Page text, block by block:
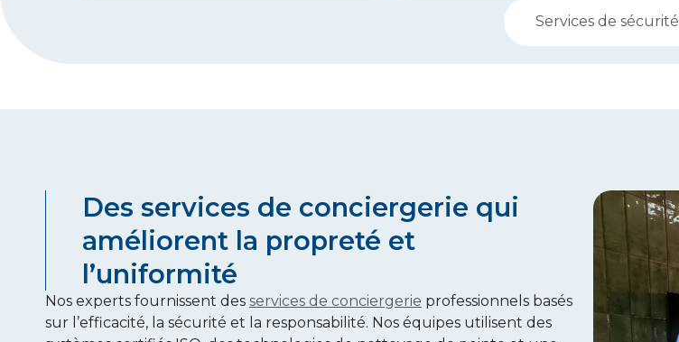
Services de sécurité
Des services de conciergerie qui
améliorent la propreté et
l’uniformité
Nos experts fournissent des services de conciergerie professionnels basés
sur l’efficacité, la sécurité et la responsabilité. Nos équipes utilisent des